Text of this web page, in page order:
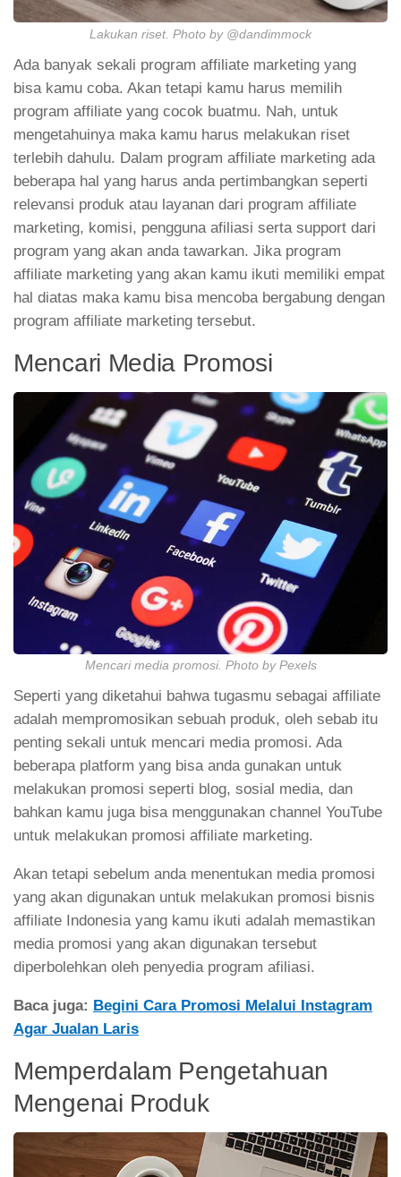
Lakukan riset. Photo by @dandimmock
Ada banyak sekali program affiliate marketing yang
bisa kamu coba. Akan tetapi kamu harus memilih
program affiliate yang cocok buatmu. Nah, untuk
mengetahuinya maka kamu harus melakukan riset
terlebih dahulu. Dalam program affiliate marketing ada
beberapa hal yang harus anda pertimbangkan seperti
relevansi produk atau layanan dari program affiliate
marketing, komisi, pengguna afiliasi serta support dari
program yang akan anda tawarkan. Jika program
affiliate marketing yang akan kamu ikuti memiliki empat
hal diatas maka kamu bisa mencoba bergabung dengan
program affiliate marketing tersebut.
Mencari Media Promosi
Mencari media promosi. Photo by Pexels
Seperti yang diketahui bahwa tugasmu sebagai affiliate
adalah mempromosikan sebuah produk, oleh sebab itu
penting sekali untuk mencari media promosi. Ada
beberapa platform yang bisa anda gunakan untuk
melakukan promosi seperti blog, sosial media, dan
bahkan kamu juga bisa menggunakan channel YouTube
untuk melakukan promosi affiliate marketing.
Akan tetapi sebelum anda menentukan media promosi
yang akan digunakan untuk melakukan promosi bisnis
affiliate Indonesia yang kamu ikuti adalah memastikan
media promosi yang akan digunakan tersebut
diperbolehkan oleh penyedia program afiliasi.
Baca juga: Begini Cara Promosi Melalui Instagram
Agar Jualan Laris
Memperdalam Pengetahuan
Mengenai Produk